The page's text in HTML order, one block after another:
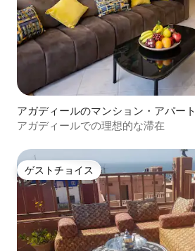
アガディールのマンション・アパート
アガディールでの理想的な滞在
ゲストチョイス
ゲストチョイス